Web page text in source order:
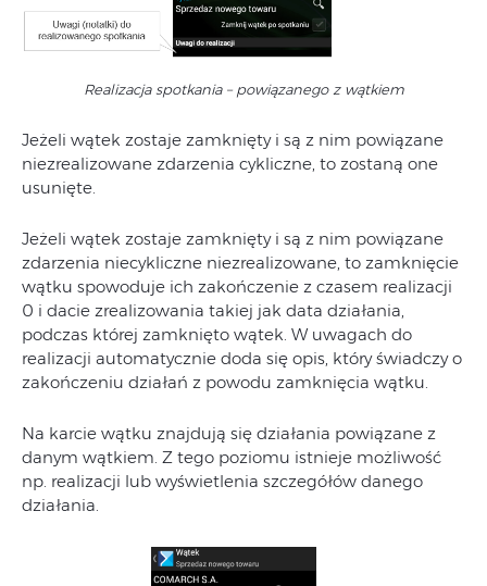
Realizacja spotkania – powiązanego z wątkiem
Jeżeli wątek zostaje zamknięty i są z nim powiązane
niezrealizowane zdarzenia cykliczne, to zostaną one
usunięte.
Jeżeli wątek zostaje zamknięty i są z nim powiązane
zdarzenia niecykliczne niezrealizowane, to zamknięcie
wątku spowoduje ich zakończenie z czasem realizacji
0 i dacie zrealizowania takiej jak data działania,
podczas której zamknięto wątek. W uwagach do
realizacji automatycznie doda się opis, który świadczy o
zakończeniu działań z powodu zamknięcia wątku.
Na karcie wątku znajdują się działania powiązane z
danym wątkiem. Z tego poziomu istnieje możliwość
np. realizacji lub wyświetlenia szczegółów danego
działania.